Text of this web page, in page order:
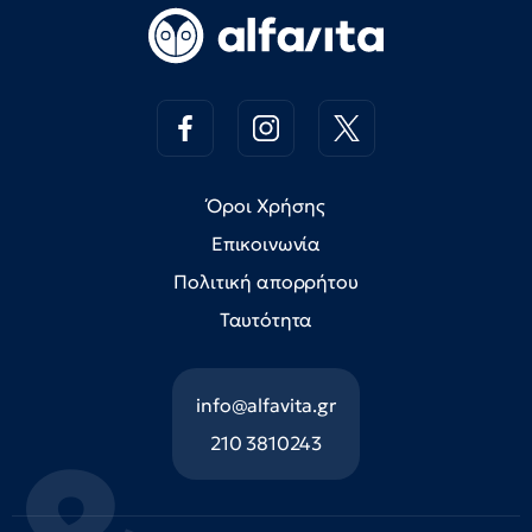
Όροι Χρήσης
Επικοινωνία
Πολιτική απορρήτου
Ταυτότητα
info@alfavita.gr
210 3810243